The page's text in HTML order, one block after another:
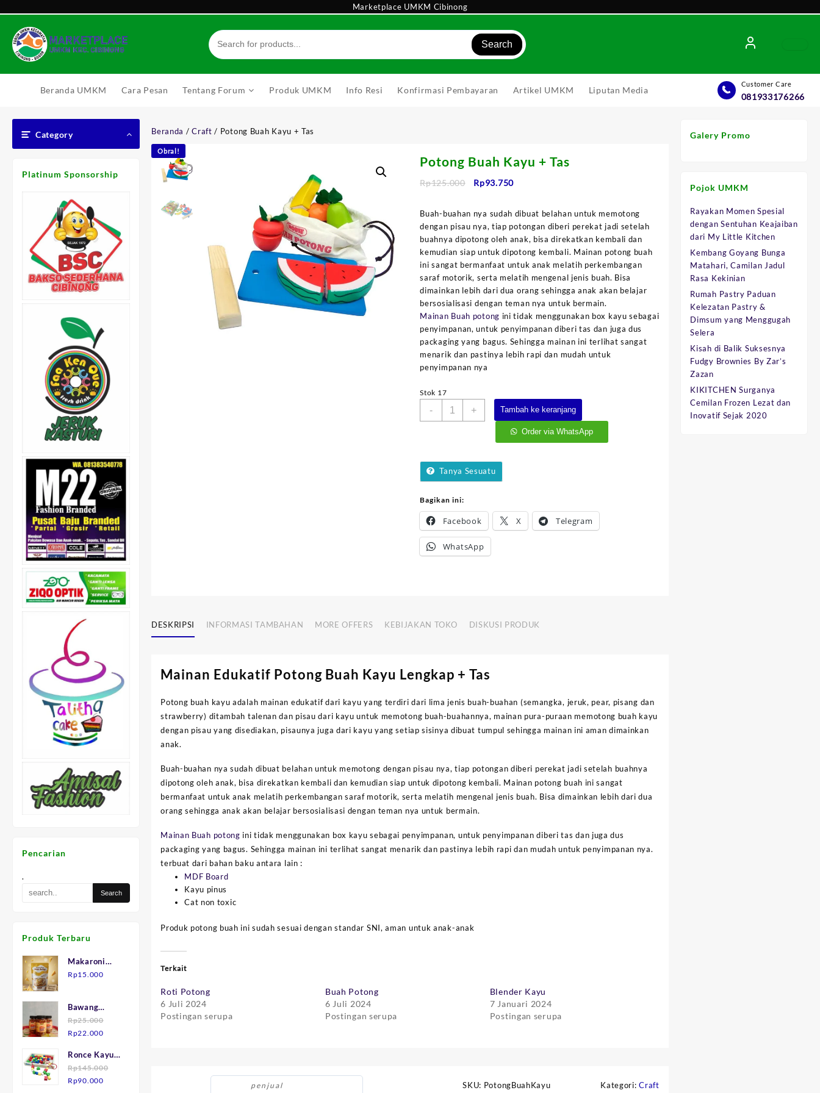
content
Marketplace UMKM Cibinong
Search
Beranda UMKM Cara Pesan Tentang Forum Produk UMKM Info Resi Konfirmasi Pembayaran Artikel UMKM Liputan Media
Customer Care
081933176266
Category
Platinum Sponsorship
Pencarian
.
Produk Terbaru
Makaroni
Keju "Mak
Rp15.000
Bawang
Goreng asli
Brebes.
Rp25.000
Harga
adalah:
Rp25.000.
Rp22.000Harga
ini
adalah:
Rp22.000.
Ronce Kayu
isi 75
Rp145.000
Harga
Rp90.000Harga
Beranda /Craft / Potong Buah Kayu + Tas
Obral!
Potong Buah Kayu + Tas
Rp125.000
Harga
adalah:
Rp125.000.
Rp93.750Harga
ini
adalah:
Rp93.750.
Buah-buahan nya sudah dibuat belahan untuk memotong
dengan pisau nya, tiap potongan diberi perekat jadi setelah
buahnya dipotong oleh anak, bisa direkatkan kembali dan
kemudian siap untuk dipotong kembali. Mainan potong buah
ini sangat bermanfaat untuk anak melatih perkembangan
saraf motorik, serta melatih mengenal jenis buah. Bisa
dimainkan lebih dari dua orang sehingga anak akan belajar
bersosialisasi dengan teman nya untuk bermain.
Mainan Buah potong ini tidak menggunakan box kayu sebagai
penyimpanan, untuk penyimpanan diberi tas dan juga dus
packaging yang bagus. Sehingga mainan ini terlihat sangat
menarik dan pastinya lebih rapi dan mudah untuk
penyimpanan nya
Stok 17
-
Kuantitas
Tas
+ Tambah ke keranjang
Order via WhatsApp
Tanya Sesuatu
Bagikan ini:
Facebook X Telegram
WhatsApp
DESKRIPSI INFORMASI TAMBAHAN MORE OFFERS KEBIJAKAN TOKO DISKUSI PRODUK
Mainan Edukatif Potong Buah Kayu Lengkap + Tas
Potong buah kayu adalah mainan edukatif dari kayu yang terdiri dari lima jenis buah-buahan (semangka, jeruk, pear, pisang dan
strawberry) ditambah talenan dan pisau dari kayu untuk memotong buah-buahannya, mainan pura-puraan memotong buah kayu
dengan pisau yang disediakan, pisaunya juga dari kayu yang setiap sisinya dibuat tumpul sehingga mainan ini aman dimainkan
anak.
Buah-buahan nya sudah dibuat belahan untuk memotong dengan pisau nya, tiap potongan diberi perekat jadi setelah buahnya
dipotong oleh anak, bisa direkatkan kembali dan kemudian siap untuk dipotong kembali. Mainan potong buah ini sangat
bermanfaat untuk anak melatih perkembangan saraf motorik, serta melatih mengenal jenis buah. Bisa dimainkan lebih dari dua
orang sehingga anak akan belajar bersosialisasi dengan teman nya untuk bermain.
Mainan Buah potong ini tidak menggunakan box kayu sebagai penyimpanan, untuk penyimpanan diberi tas dan juga dus
packaging yang bagus. Sehingga mainan ini terlihat sangat menarik dan pastinya lebih rapi dan mudah untuk penyimpanan nya.
terbuat dari bahan baku antara lain :
MDF Board
Kayu pinus
Cat non toxic
Produk potong buah ini sudah sesuai dengan standar SNI, aman untuk anak-anak
Terkait
Roti Potong
6 Juli 2024
Postingan serupa
Buah Potong
6 Juli 2024
Postingan serupa
Blender Kayu
7 Januari 2024
Postingan serupa
penjual SKU: PotongBuahKayu Kategori:Craft
Galery Promo
Pojok UMKM
Rayakan Momen Spesial
dengan Sentuhan Keajaiban
dari My Little Kitchen
Kembang Goyang Bunga
Matahari, Camilan Jadul
Rasa Kekinian
Rumah Pastry Paduan
Kelezatan Pastry &
Dimsum yang Menggugah
Selera
Kisah di Balik Suksesnya
Fudgy Brownies By Zar’s
Zazan
KIKITCHEN Surganya
Cemilan Frozen Lezat dan
Inovatif Sejak 2020